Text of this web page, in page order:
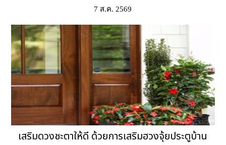
7 ส.ค. 2569
เสริมดวงชะตาให้ดี ด้วยการเสริมฮวงจุ้ยประตูบ้าน